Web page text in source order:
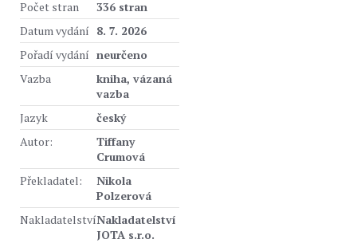
Počet stran
336 stran
Datum vydání 8. 7. 2026
Pořadí vydání neurčeno
Vazba
kniha, vázaná
vazba
Jazyk
český
Autor:
Tiffany
Crumová
Překladatel:
Nikola
Polzerová
NakladatelstvíNakladatelství
JOTA s.r.o.